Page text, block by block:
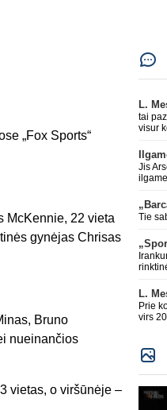
„Fox Sports“
McKennie, 22 vieta
gynėjas Chrisas
Bruno
nueinančios
vietas, o viršūnėje –
tai
visur
kazka
Jis
Tie
Prie
virs